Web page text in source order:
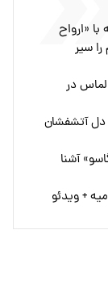
«ارواح
سیر
تر از الماس در
دل آتشفشان
آشنا
+ ویدئو